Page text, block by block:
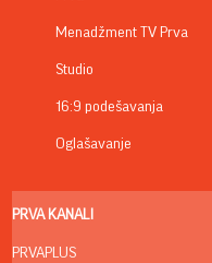
Menadžment TV Prva
Studio
16:9 podešavanja
Oglašavanje
PRVA KANALI
PRVAPLUS